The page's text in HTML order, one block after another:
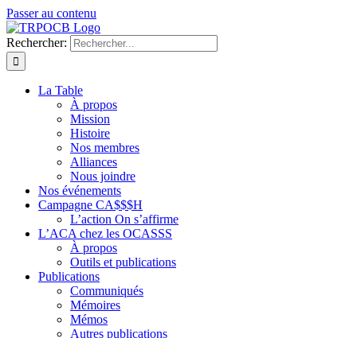
Passer au contenu
Rechercher:
La Table
À propos
Mission
Histoire
Nos membres
Alliances
Nous joindre
Nos événements
Campagne CA$$$H
L’action On s’affirme
L’ACA chez les OCASSS
À propos
Outils et publications
Publications
Communiqués
Mémoires
Mémos
Autres publications